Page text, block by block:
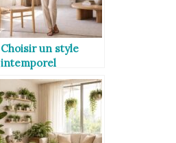
Choisir un style
intemporel